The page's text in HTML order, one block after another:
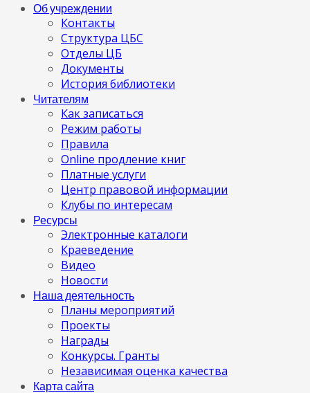
Об учреждении
Контакты
Структура ЦБС
Отделы ЦБ
Документы
История библиотеки
Читателям
Как записаться
Режим работы
Правила
Online продление книг
Платные услуги
Центр правовой информации
Клубы по интересам
Ресурсы
Электронные каталоги
Краеведение
Видео
Новости
Наша деятельность
Планы мероприятий
Проекты
Награды
Конкурсы. Гранты
Независимая оценка качества
Карта сайта